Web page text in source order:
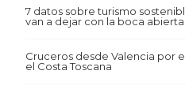
7 datos sobre turismo
van a dejar con la boca abierta
Cruceros desde Valencia por
el Costa Toscana